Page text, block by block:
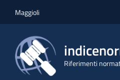
Maggioli
Riferimenti